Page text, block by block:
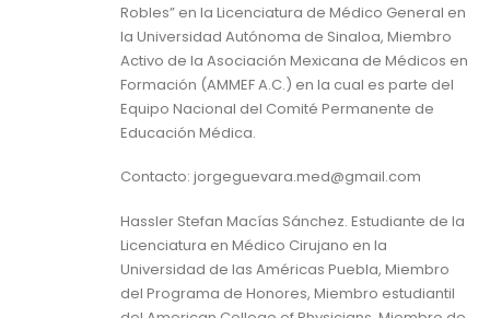
Robles” en la Licenciatura de Médico General en
la Universidad Autónoma de Sinaloa, Miembro
Activo de la Asociación Mexicana de Médicos en
Formación (AMMEF A.C.) en la cual es parte del
Equipo Nacional del Comité Permanente de
Educación Médica.
Contacto: jorgeguevara.med@gmail.com
Hassler Stefan Macías Sánchez. Estudiante de la
Licenciatura en Médico Cirujano en la
Universidad de las Américas Puebla, Miembro
del Programa de Honores, Miembro estudiantil